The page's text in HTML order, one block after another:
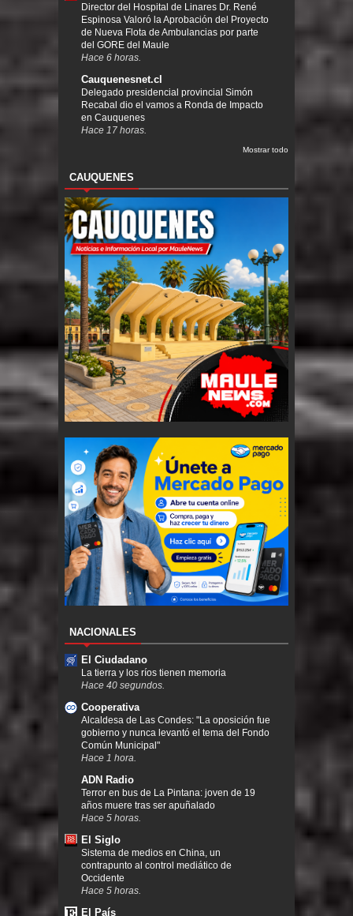
Director del Hospital de Linares Dr. René
Espinosa Valoró la Aprobación del Proyecto
de Nueva Flota de Ambulancias por parte
del GORE del Maule
Hace 6 horas.
Cauquenesnet.cl
Delegado presidencial provincial Simón
Recabal dio el vamos a Ronda de Impacto
en Cauquenes
Hace 17 horas.
Mostrar todo
CAUQUENES
NACIONALES
El Ciudadano
La tierra y los ríos tienen memoria
Hace 40 segundos.
Cooperativa
Alcaldesa de Las Condes: "La oposición fue
gobierno y nunca levantó el tema del Fondo
Común Municipal"
Hace 1 hora.
ADN Radio
Terror en bus de La Pintana: joven de 19
años muere tras ser apuñalado
Hace 5 horas.
El Siglo
Sistema de medios en China, un
contrapunto al control mediático de
Occidente
Hace 5 horas.
El País